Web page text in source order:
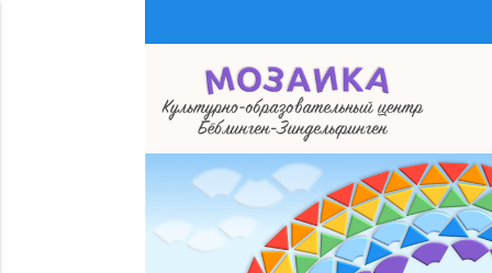
Ключевые слова